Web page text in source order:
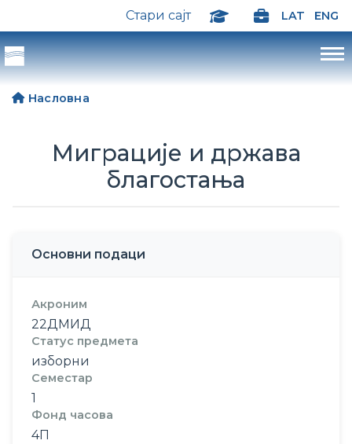
Стари сајт LAT ENG
Насловна
Миграције и држава
благостања
Основни подаци
Акроним
22ДМИД
Статус предмета
изборни
Семестар
1
Фонд часова
4П